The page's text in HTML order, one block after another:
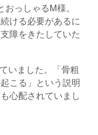
っしゃるM様。
ける必要があるに
障をきたしていた
いました。「骨粗
こる」という説明
心配されていまし